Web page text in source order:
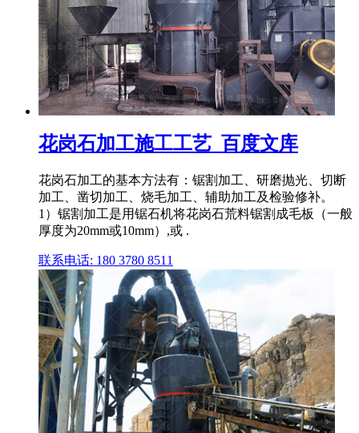
花岗石加工施工工艺_百度文库
花岗石加工的基本方法有：锯割加工、研磨抛光、切断
加工、凿切加工、烧毛加工、辅助加工及检验修补。
1）锯割加工是用锯石机将花岗石荒料锯割成毛板（一般
厚度为20mm或10mm）,或 .
联系电话: 180 3780 8511